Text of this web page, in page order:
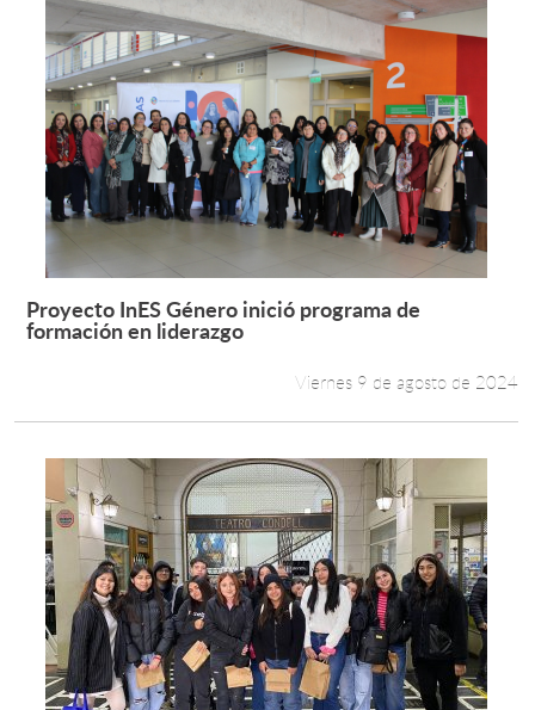
Leer más +
Proyecto InES Género inició programa de
formación en liderazgo
Viernes 9 de agosto de 2024